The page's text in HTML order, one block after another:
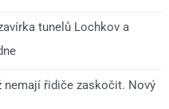
tunelů Lochkov a
nemají řidiče zaskočit. Nový